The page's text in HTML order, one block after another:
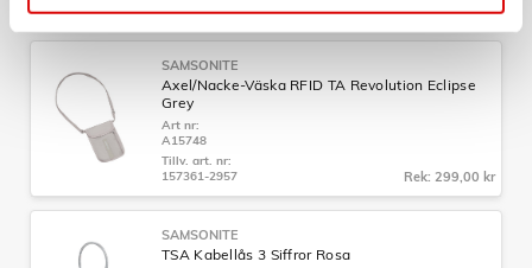
SAMSONITE
Axel/Nacke-Väska RFID TA Revolution Eclipse
Grey
Art nr:
A15748
Tillv. art. nr:
157361-2957
Rek: 299,00 kr
SAMSONITE
TSA Kabellås 3 Siffror Rosa